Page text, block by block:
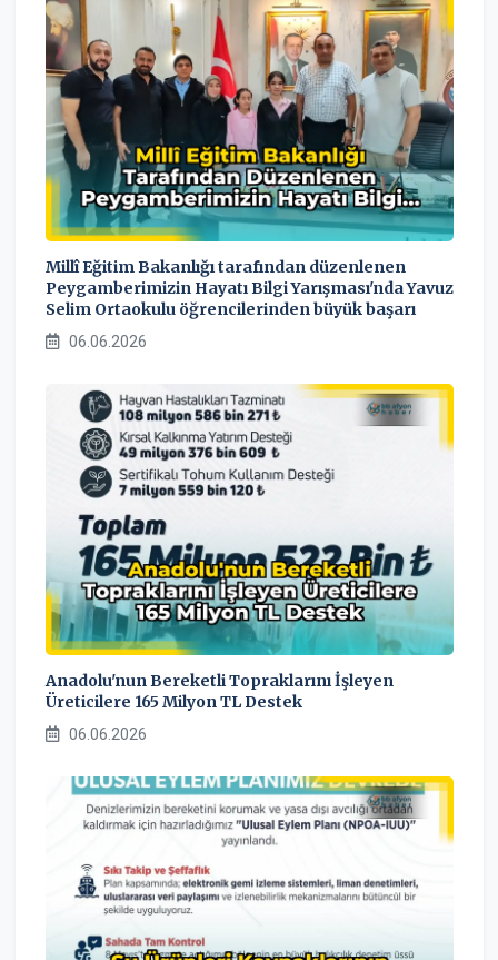
Millî Eğitim Bakanlığı tarafından düzenlenen
Peygamberimizin Hayatı Bilgi Yarışması'nda Yavuz
Selim Ortaokulu öğrencilerinden büyük başarı
06.06.2026
Anadolu'nun Bereketli Topraklarını İşleyen
Üreticilere 165 Milyon TL Destek
06.06.2026